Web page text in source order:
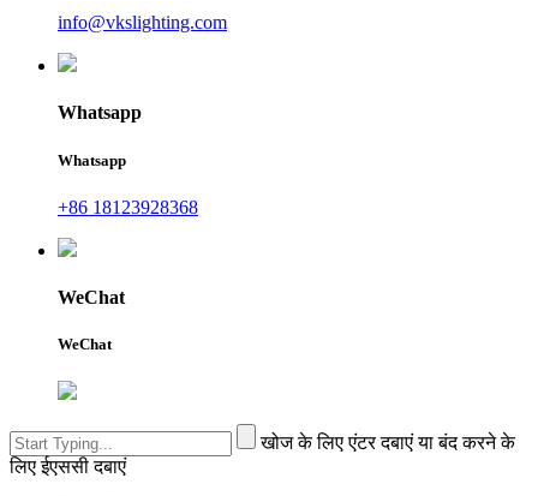
info@vkslighting.com
Whatsapp
Whatsapp
+86 18123928368
WeChat
WeChat
खोज के लिए एंटर दबाएं या बंद करने के
लिए ईएससी दबाएं